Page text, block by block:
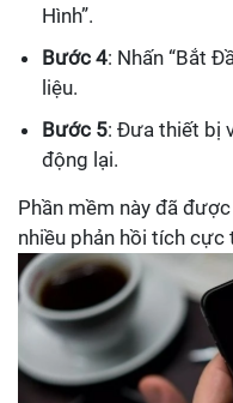
Hình”.
Bước 4: Nhấn “Bắt
liệu.
Bước 5: Đưa thiết bị
động lại.
Phần mềm này đã
nhiều phản hồi tích